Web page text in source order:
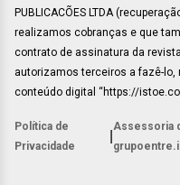
PUBLICACÕES LTDA
realizamos cobranças e que
contrato de assinatura da
autorizamos terceiros a fazê-
conteúdo digital “https://
Política de
Privacidade
Assessoria